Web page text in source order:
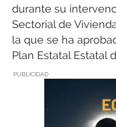
durante su
Sectorial de
la que se ha
Plan Estatal Estatal
PUBLICIDAD